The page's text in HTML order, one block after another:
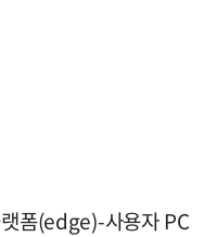
폼(edge)-사용자 PC